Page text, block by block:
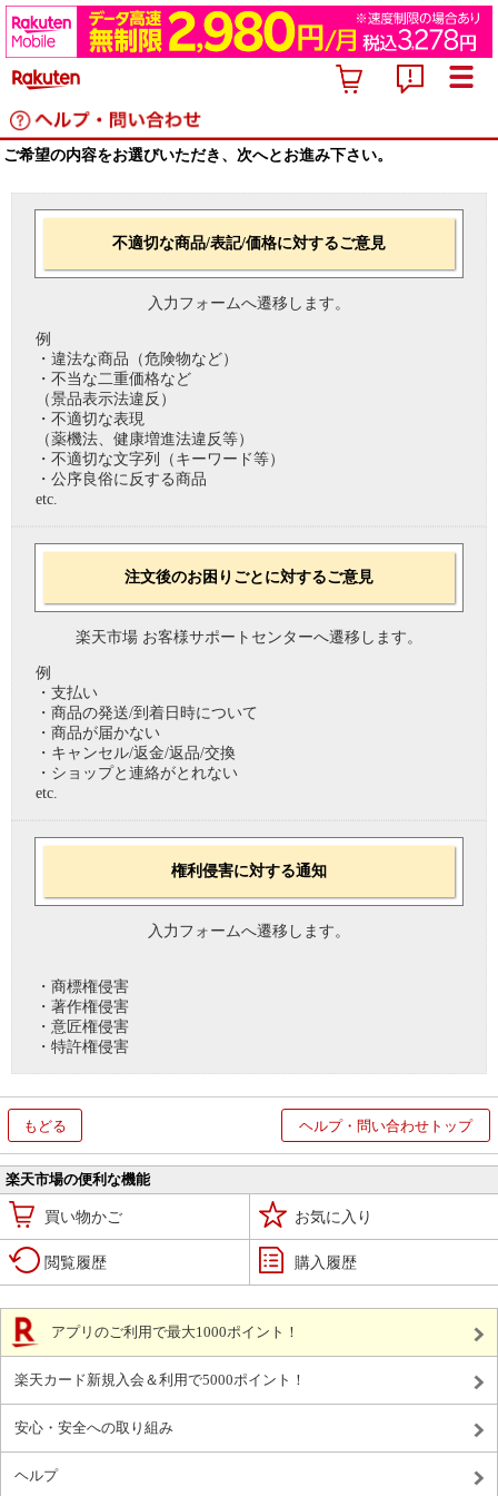
ご希望の内容をお選びいただき、次へとお進み下さい。
不適切な商品/表記/価格に対するご意見
入力フォームへ遷移します。
例
・違法な商品（危険物など）
・不当な二重価格など
（景品表示法違反）
・不適切な表現
（薬機法、健康増進法違反等）
・不適切な文字列（キーワード等）
・公序良俗に反する商品
etc.
注文後のお困りごとに対するご意見
楽天市場 お客様サポートセンターへ遷移します。
例
・支払い
・商品の発送/到着日時について
・商品が届かない
・キャンセル/返金/返品/交換
・ショップと連絡がとれない
etc.
権利侵害に対する通知
入力フォームへ遷移します。
・商標権侵害
・著作権侵害
・意匠権侵害
・特許権侵害
もどる ヘルプ・問い合わせトップ
楽天市場の便利な機能
買い物かご お気に入り
閲覧履歴 購入履歴
アプリのご利用で最大1000ポイント！
楽天カード新規入会＆利用で5000ポイント！
安心・安全への取り組み
ヘルプ